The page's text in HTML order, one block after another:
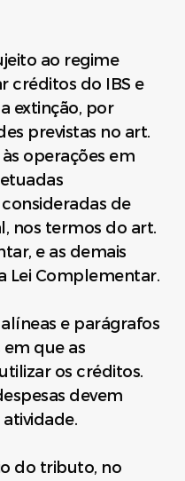
ao regime
créditos do IBS e
extinção, por
previstas no art.
operações em
de
nos termos do art.
e as demais
Lei Complementar.
alíneas e parágrafos
que as
os créditos.
devem
do tributo, no